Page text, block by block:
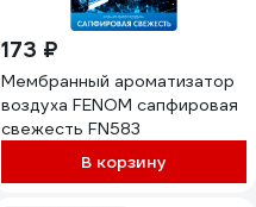
173 ₽
Мембранный ароматизатор
воздуха FENOM сапфировая
свежесть FN583
В корзину